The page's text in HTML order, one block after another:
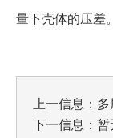
量下壳体的压差。
上一信息：
下一信息：暂